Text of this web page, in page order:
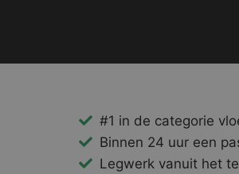
#1 in de categorie
Binnen 24 uur een
Legwerk vanuit het